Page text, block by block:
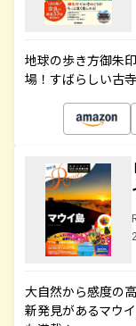
地球の歩き方御朱
場！すばらしい古
大自然から感度の
新発見があるマウ